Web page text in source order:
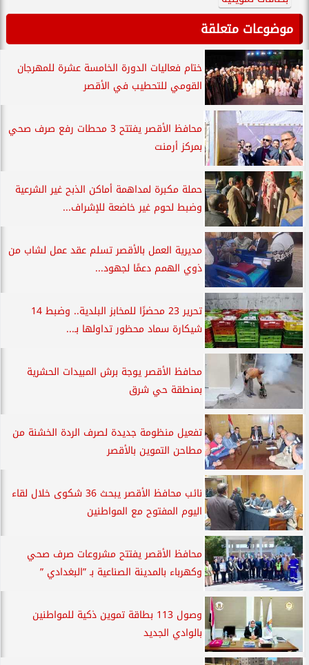
موضوعات متعلقة
ختام فعاليات الدورة الخامسة عشرة للمهرجان
القومي للتحطيب في الأقصر
محافظ الأقصر يفتتح 3 محطات رفع صرف صحي
بمركز أرمنت
حملة مكبرة لمداهمة أماكن الذبح غير الشرعية
وضبط لحوم غير خاضعة للإشراف...
مديرية العمل بالأقصر تسلم عقد عمل لشاب من
ذوي الهمم دعمًا لجهود...
تحرير 23 محضرًا للمخابز البلدية.. وضبط 14
شيكارة سماد محظور تداولها بـ...
محافظ الأقصر يوجة برش المبيدات الحشرية
بمنطقة حي شرق
تفعيل منظومة جديدة لصرف الردة الخشنة من
مطاحن التموين بالأقصر
نائب محافظ الأقصر يبحث 36 شكوى خلال لقاء
اليوم المفتوح مع المواطنين
محافظ الأقصر يفتتح مشروعات صرف صحي
وكهرباء بالمدينة الصناعية بـ ”البغدادي ”
وصول 113 بطاقة تموين ذكية للمواطنين
بالوادي الجديد